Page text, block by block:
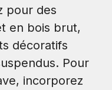
pour des
en bois brut,
décoratifs
Pour
incorporez